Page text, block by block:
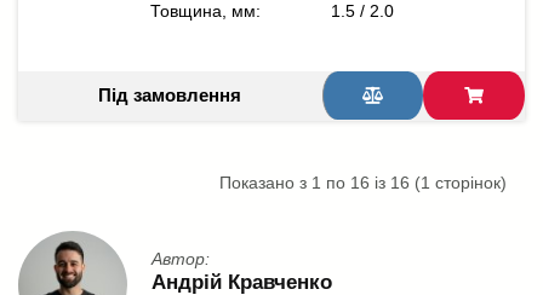
Товщина, мм:
1.5 / 2.0
Під замовлення
Показано з 1 по 16 із 16 (1 сторінок)
Автор:
Андрій Кравченко